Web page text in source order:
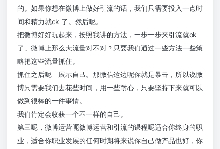
的。如果你想在微博上做好引流的话，我们只需要投入一点时
间和精力就ok 了。然后呢。
把微博好好玩起来，按照我讲的方法，一步一步来引流就ok
了。微博上那么大流量对不对？只要我们通过一些方法一些策
略把这些流量抓住。
抓住之后呢，展示自己。那微信这边呢你就是暴击，所以说微
博只需要我们去花些时间，用一些耐心，只要坚持下来就可以
做到很棒的一件事情。
我们肯定会收获一个不一样的自己。
第三呢，微博运营呃微博运营和引流的课程呢适合你终身的职
业，适合你职业发展的任何时期将来说你自己做产品也好，你